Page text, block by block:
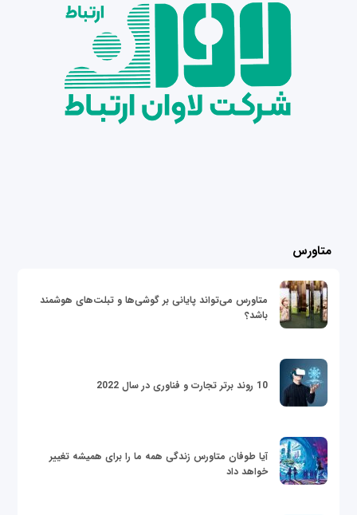
متاورس
متاورس می‌تواند پایانی بر گوشی‌ها و تبلت‌های هوشمند
باشد؟
10 روند برتر تجارت و فناوری در سال 2022
آیا طوفان متاورس زندگی همه ما را برای همیشه تغییر
خواهد داد